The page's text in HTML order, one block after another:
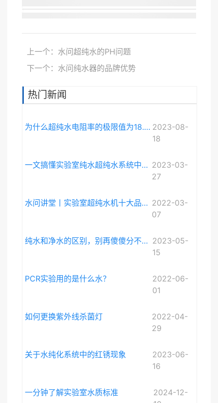
上一个：水问超纯水的PH问题
下一个：水问纯水器的品牌优势
热门新闻
为什么超纯水电阻率的极限值为18.248MΩ·cm而不是无限大？ 2023-08-
18
一文搞懂实验室纯水超纯水系统中电导率与电阻率的关系 2023-03-
27
水问讲堂丨实验室超纯水机十大品牌排序和详细介绍 2022-03-
07
纯水和净水的区别，别再傻傻分不清啦。 2023-05-
15
PCR实验用的是什么水？
2022-06-
01
如何更换紫外线杀菌灯
2022-04-
29
关于水纯化系统中的红锈现象
2023-06-
16
一分钟了解实验室水质标准
2024-12-